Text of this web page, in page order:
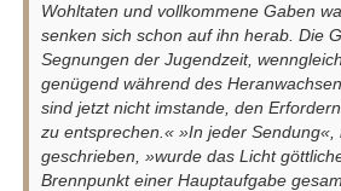
Wohltaten und vollkommene Gaben
senken sich schon auf ihn herab. Die
Segnungen der Jugendzeit,
genügend während des
sind jetzt nicht imstande, den
zu entsprechen.« »In jeder Sendung«,
geschrieben, »wurde das Licht
Brennpunkt einer Hauptaufgabe